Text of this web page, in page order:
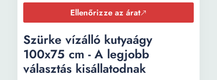
Ellenőrizze az árat
Szürke vízálló kutyaágy
100x75 cm - A legjobb
választás kisállatodnak